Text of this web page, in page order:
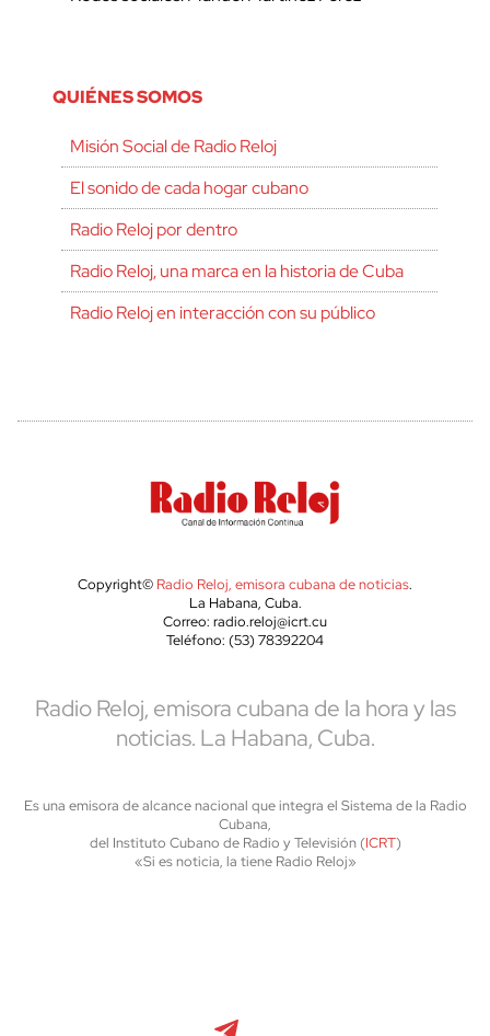
QUIÉNES SOMOS
Misión Social de Radio Reloj
El sonido de cada hogar cubano
Radio Reloj por dentro
Radio Reloj, una marca en la historia de Cuba
Radio Reloj en interacción con su público
Copyright© Radio Reloj, emisora cubana de noticias.
La Habana, Cuba.
Correo: radio.reloj@icrt.cu
Teléfono: (53) 78392204
Radio Reloj, emisora cubana de la hora y las
noticias. La Habana, Cuba.
Es una emisora de alcance nacional que integra el Sistema de la Radio
Cubana,
del Instituto Cubano de Radio y Televisión (ICRT)
«Si es noticia, la tiene Radio Reloj»